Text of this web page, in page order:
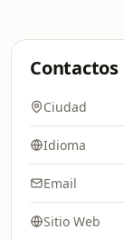
Contactos
Ciudad
Idioma
Email
Sitio Web